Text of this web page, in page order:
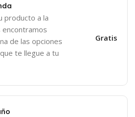
producto a la
encontramos
de las opciones
te llegue a tu
Gratis